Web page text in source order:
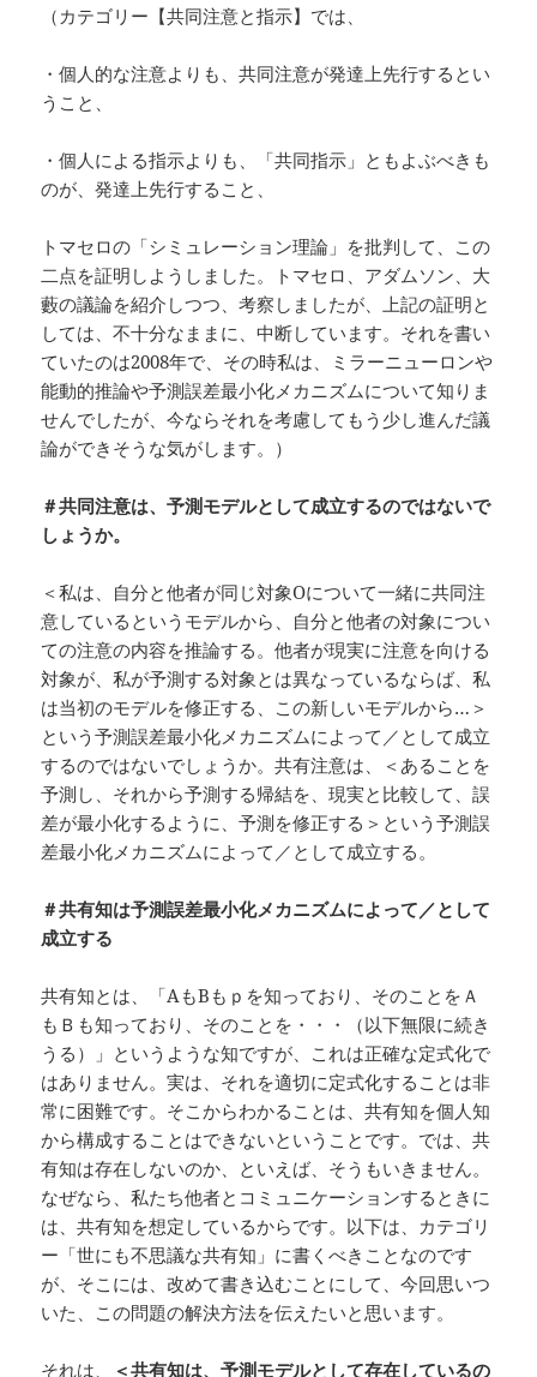
（カテゴリー【共同注意と指示】では、
・個人的な注意よりも、共同注意が発達上先行するとい
うこと、
・個人による指示よりも、「共同指示」ともよぶべきも
のが、発達上先行すること、
トマセロの「シミュレーション理論」を批判して、この
二点を証明しようしました。トマセロ、アダムソン、大
藪の議論を紹介しつつ、考察しましたが、上記の証明と
しては、不十分なままに、中断しています。それを書い
ていたのは2008年で、その時私は、ミラーニューロンや
能動的推論や予測誤差最小化メカニズムについて知りま
せんでしたが、今ならそれを考慮してもう少し進んだ議
論ができそうな気がします。）
＃共同注意は、予測モデルとして成立するのではないで
しょうか。
＜私は、自分と他者が同じ対象Oについて一緒に共同注
意しているというモデルから、自分と他者の対象につい
ての注意の内容を推論する。他者が現実に注意を向ける
対象が、私が予測する対象とは異なっているならば、私
は当初のモデルを修正する、この新しいモデルから…＞
という予測誤差最小化メカニズムによって／として成立
するのではないでしょうか。共有注意は、＜あることを
予測し、それから予測する帰結を、現実と比較して、誤
差が最小化するように、予測を修正する＞という予測誤
差最小化メカニズムによって／として成立する。
＃共有知は予測誤差最小化メカニズムによって／として
成立する
共有知とは、「AもBもｐを知っており、そのことをＡ
もＢも知っており、そのことを・・・（以下無限に続き
うる）」というような知ですが、これは正確な定式化で
はありません。実は、それを適切に定式化することは非
常に困難です。そこからわかることは、共有知を個人知
から構成することはできないということです。では、共
有知は存在しないのか、といえば、そうもいきません。
なぜなら、私たち他者とコミュニケーションするときに
は、共有知を想定しているからです。以下は、カテゴリ
ー「世にも不思議な共有知」に書くべきことなのです
が、そこには、改めて書き込むことにして、今回思いつ
いた、この問題の解決方法を伝えたいと思います。
それは、 ＜共有知は、予測モデルとして存在しているの